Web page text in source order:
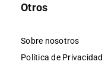
Otros
Sobre nosotros
Política de Privacidad